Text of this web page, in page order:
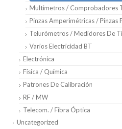
Multímetros / Comprobadores
Pinzas Amperimétricas / Pinzas
Telurómetros / Medidores De
Varios Electricidad BT
Electrónica
Física / Química
Patrones De Calibración
RF / MW
Telecom. / Fibra Óptica
Uncategorized